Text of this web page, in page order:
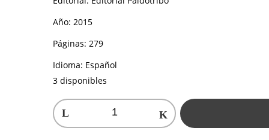
Año: 2015
Páginas: 279
Idioma: Español
3 disponibles
Los
100